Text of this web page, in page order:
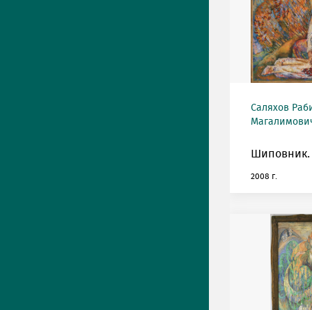
Саляхов
Шиповник.
2008 г.